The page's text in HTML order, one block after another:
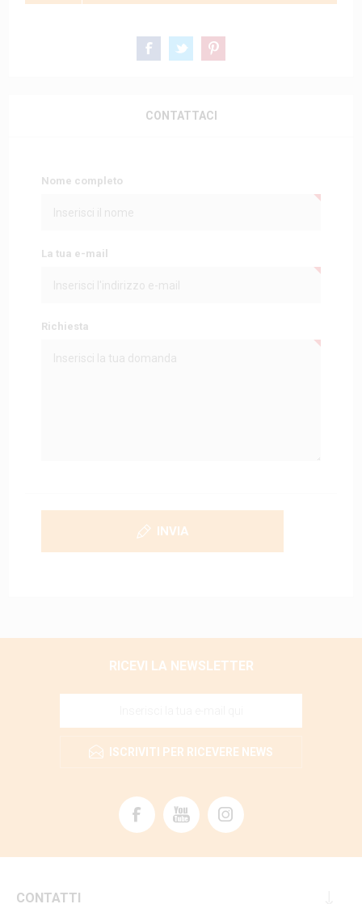
CONTATTACI
Nome completo
La tua e-mail
Richiesta
INVIA
RICEVI LA NEWSLETTER
ISCRIVITI PER RICEVERE NEWS
CONTATTI